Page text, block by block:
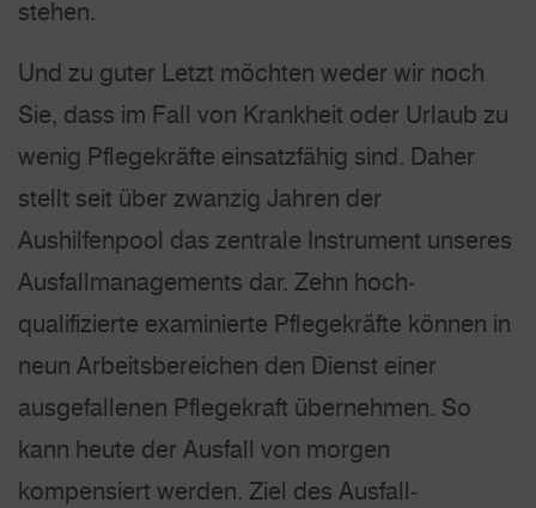
stehen.
Und zu guter Letzt möchten weder wir noch
Sie, dass im Fall von Krankheit oder Urlaub zu
wenig Pflegekräfte einsatzfähig sind. Daher
stellt seit über zwanzig Jahren der
Aushilfenpool das zentrale Instrument unseres
Ausfall­managements dar. Zehn hoch­
qualifizierte examinierte Pflege­kräfte können in
neun Arbeitsbereichen den Dienst einer
ausgefallenen Pflegekraft übernehmen. So
kann heute der Ausfall von morgen
kompensiert werden. Ziel des Ausfall­